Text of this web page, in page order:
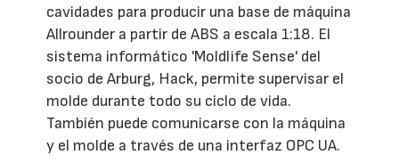
cavidades para producir una base de máquina
Allrounder a partir de ABS a escala 1:18. El
sistema informático 'Moldlife Sense' del
socio de Arburg, Hack, permite supervisar el
molde durante todo su ciclo de vida.
También puede comunicarse con la máquina
y el molde a través de una interfaz OPC UA.